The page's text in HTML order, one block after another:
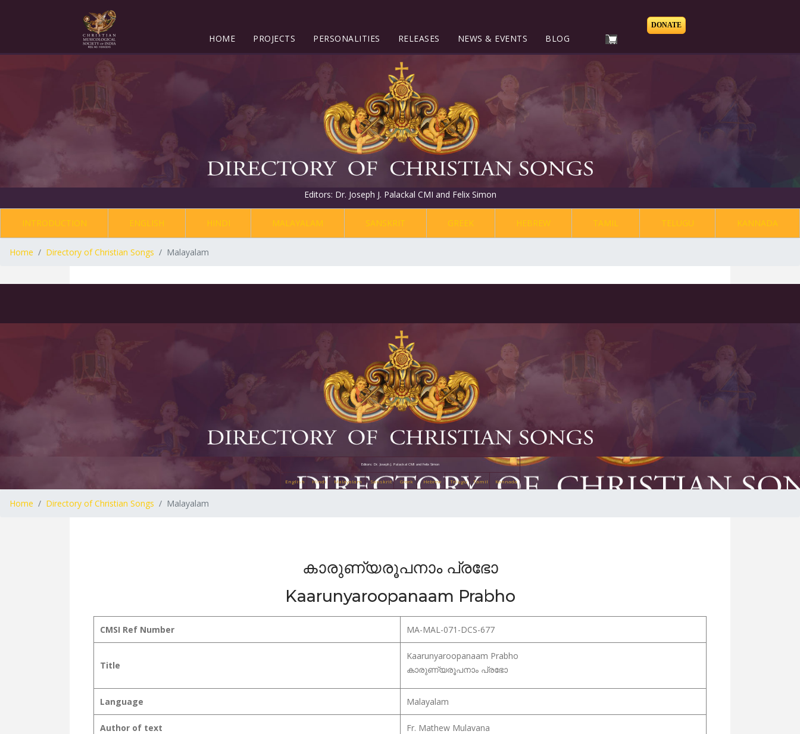
HOME PROJECTS PERSONALITIES RELEASES NEWS & EVENTS BLOG
DONATE
Editors: Dr. Joseph J. Palackal CMI and Felix Simon
INTRODUCTION ENGLISH HINDI MALAYALAM SANSKRIT GREEK HEBREW TAMIL TELUGU KANNADA
Home Directory of Christian Songs Malayalam
Editors: Dr. Joseph J. Palackal CMI and Felix Simon
English Hindi Malayalam Sanskrit Greek Hebrew Telugu Tamil Kannada
Home Directory of Christian Songs Malayalam
കാരുണ്യരൂപനാം പ്രഭോ
Kaarunyaroopanaam Prabho
CMSI Ref Number MA-MAL-071-DCS-677
Title
Kaarunyaroopanaam Prabho
കാരുണ്യരൂപനാം പ്രഭോ
Language Malayalam
Author of text Fr. Mathew Mulavana